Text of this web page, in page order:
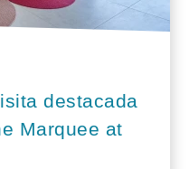
destacada
Marquee at